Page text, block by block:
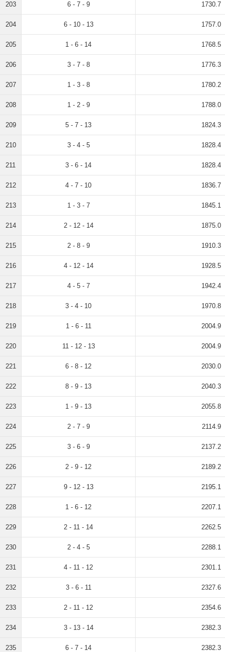
203 6 - 7 - 9 1730.7
204 6 - 10 - 13 1757.0
205 1 - 6 - 14 1768.5
206 3 - 7 - 8 1776.3
207 1 - 3 - 8 1780.2
208 1 - 2 - 9 1788.0
209 5 - 7 - 13 1824.3
210 3 - 4 - 5 1828.4
211 3 - 6 - 14 1828.4
212 4 - 7 - 10 1836.7
213 1 - 3 - 7 1845.1
214 2 - 12 - 14 1875.0
215 2 - 8 - 9 1910.3
216 4 - 12 - 14 1928.5
217 4 - 5 - 7 1942.4
218 3 - 4 - 10 1970.8
219 1 - 6 - 11 2004.9
220 11 - 12 - 13 2004.9
221 6 - 8 - 12 2030.0
222 8 - 9 - 13 2040.3
223 1 - 9 - 13 2055.8
224 2 - 7 - 9 2114.9
225 3 - 6 - 9 2137.2
226 2 - 9 - 12 2189.2
227 9 - 12 - 13 2195.1
228 1 - 6 - 12 2207.1
229 2 - 11 - 14 2262.5
230 2 - 4 - 5 2288.1
231 4 - 11 - 12 2301.1
232 3 - 6 - 11 2327.6
233 2 - 11 - 12 2354.6
234 3 - 13 - 14 2382.3
235 6 - 7 - 14 2382.3